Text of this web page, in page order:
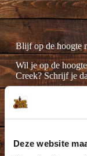
Deze website
Blijf op de hoogte
Wil je op de
Creek? Schrijf je
Ik ga akkoord